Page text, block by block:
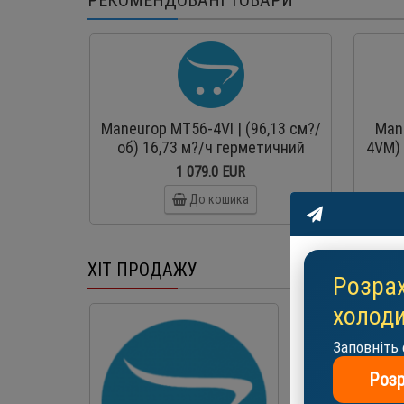
Maneurop MT56-4VI | (96,13 см?/
об) 16,73 м?/ч герметичний
поршневий компресор
1 079.0 EUR
До кошика
ХІТ ПРОДАЖУ
-25 %
АКЦІЯ